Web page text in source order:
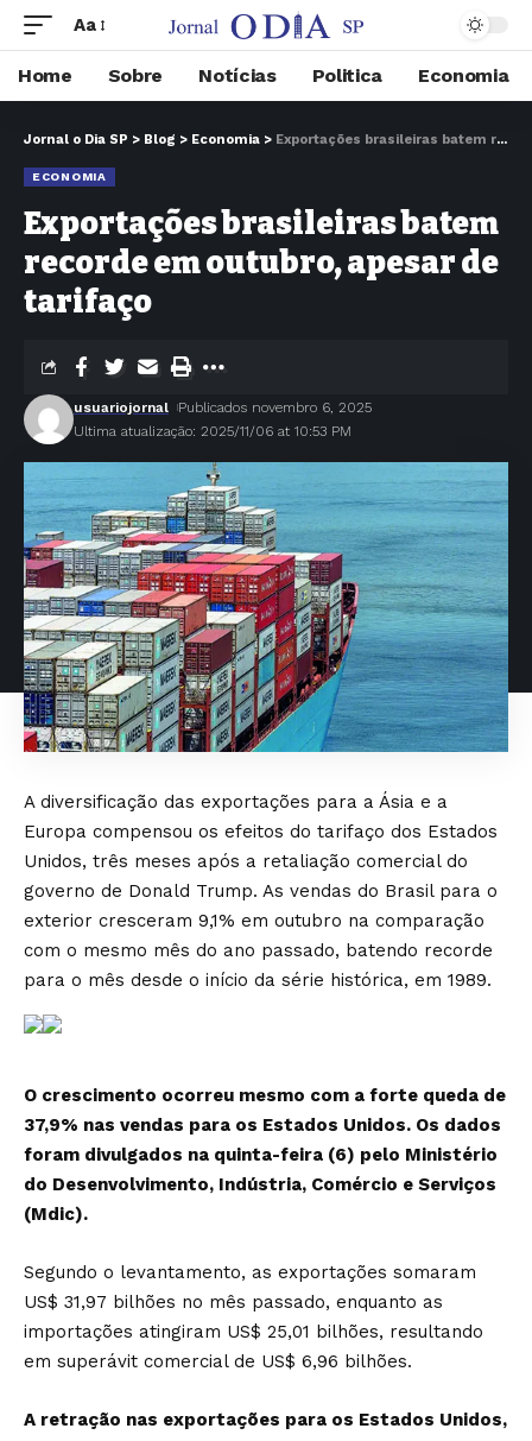
Aa
Home Sobre Notícias Politica Economia
Jornal o Dia SP > Blog > Economia > Exportações brasileiras batem recorde em outubro, apesar de tarifaço
ECONOMIA
Exportações brasileiras batem
recorde em outubro, apesar de
tarifaço
Ultima atualização: 2025/11/06 at 10:53 PM
usuariojornal Publicados novembro 6, 2025
A diversificação das exportações para a Ásia e a
Europa compensou os efeitos do tarifaço dos Estados
Unidos, três meses após a retaliação comercial do
governo de Donald Trump. As vendas do Brasil para o
exterior cresceram 9,1% em outubro na comparação
com o mesmo mês do ano passado, batendo recorde
para o mês desde o início da série histórica, em 1989.
O crescimento ocorreu mesmo com a forte queda de
37,9% nas vendas para os Estados Unidos. Os dados
foram divulgados na quinta-feira (6) pelo Ministério
do Desenvolvimento, Indústria, Comércio e Serviços
(Mdic).
Segundo o levantamento, as exportações somaram
US$ 31,97 bilhões no mês passado, enquanto as
importações atingiram US$ 25,01 bilhões, resultando
em superávit comercial de US$ 6,96 bilhões.
A retração nas exportações para os Estados Unidos,